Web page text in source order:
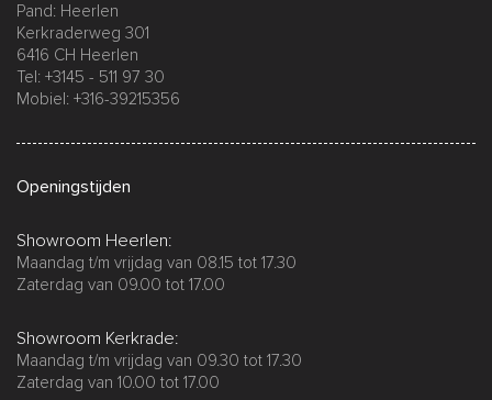
Pand: Heerlen
Kerkraderweg 301
6416 CH Heerlen
Tel: +3145 - 511 97 30
Mobiel: +316-39215356
Openingstijden
Showroom Heerlen:
Maandag t/m vrijdag van 08.15 tot 17.30
Zaterdag van 09.00 tot 17.00
Showroom Kerkrade:
Maandag t/m vrijdag van 09.30 tot 17.30
Zaterdag van 10.00 tot 17.00